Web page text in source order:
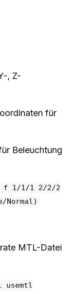
, Z-
für
Beleuchtung
f 1/1/1 2/2/2
Normal)
MTL-Datei
usemtl